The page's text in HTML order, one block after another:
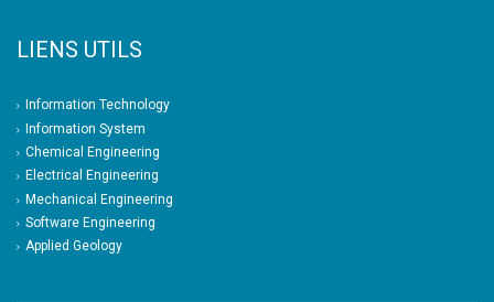
LIENS UTILS
Information Technology
Information System
Chemical Engineering
Electrical Engineering
Mechanical Engineering
Software Engineering
Applied Geology